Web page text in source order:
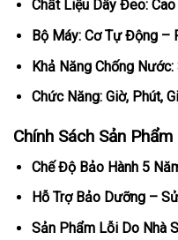
Chất Liệu Dây Đeo:
Bộ Máy: Cơ Tự Động –
Khả Năng Chống Nước:
Chức Năng: Giờ, Phút,
Chính Sách Sản Phẩm
Chế Độ Bảo Hành 5
Hỗ Trợ Bảo Dưỡng –
Sản Phẩm Lỗi Do Nhà